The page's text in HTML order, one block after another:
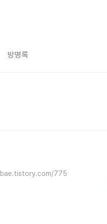
방명록
775